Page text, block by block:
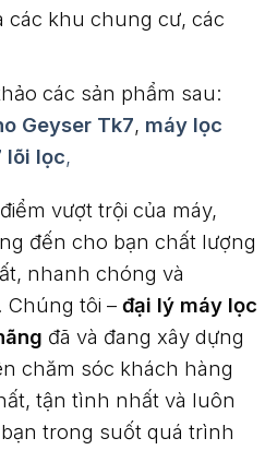
các khu chung cư, các
các sản phẩm sau:
Geyser Tk7, máy lọc
lõi lọc,
vượt trội của máy,
đến cho bạn chất lượng
nhanh chóng và
tôi – đại lý máy lọc
đã và đang xây dựng
chăm sóc khách hàng
tận tình nhất và luôn
trong suốt quá trình